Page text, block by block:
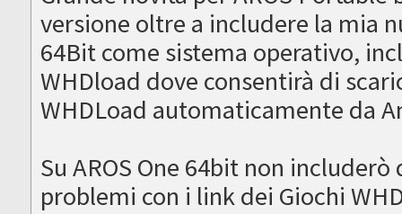
versione oltre a includere la mia
64Bit come sistema operativo,
WHDload dove consentirà di
WHDLoad automaticamente da
Su AROS One 64bit non
problemi con i link dei Giochi